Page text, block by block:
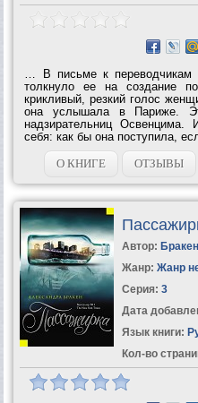
… В письме к
толкнуло ее на создание
крикливый, резкий голос
она услышала в Париже.
надзирательниц
себя: как бы она поступила,
О КНИГЕ
ОТЗЫВЫ
Автор:
Жанр: Жанр
Серия: 3
Дата
Язык книги:
Кол-во